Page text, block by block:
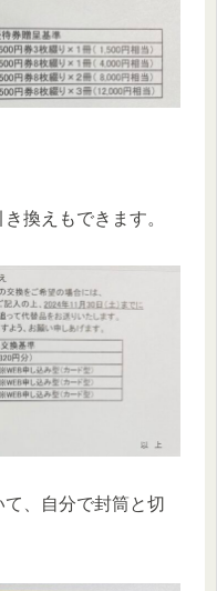
換えもできます。
、自分で封筒と切